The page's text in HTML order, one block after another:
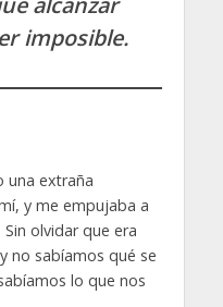
imposible.
una extraña
y me empujaba a
olvidar que era
no sabíamos qué se
lo que nos